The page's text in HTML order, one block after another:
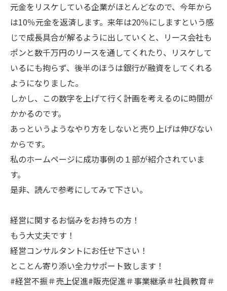
元金をリスケしている企業がほとんどなので、今年から
は10％元金を返済します。来年は20％にしますという感
じで成長具合が解るように出していくと、リース会社も
ポンと数千万円のリースを通してくれたり、リスケして
いるにも拘らず、後半のほうは銀行が融資をしてくれる
ようになりました。
しかし、この数字を上げて行く計画を考えるのに時間が
かかるのです。
あっというようなやり方をしないと売り上げは伸びない
からです。
私のホームページに成功事例の１部が紹介されていま
す。
是非、読んで参考にしてみて下さい。
経営に関するお悩みをお持ちの方！
もう大丈夫です！
経営コンサルタントにお任せ下さい！
とことん寄り添い全力サポート致します！
#経営不振＃売上促進#販売促進＃事業継承＃社員教育＃